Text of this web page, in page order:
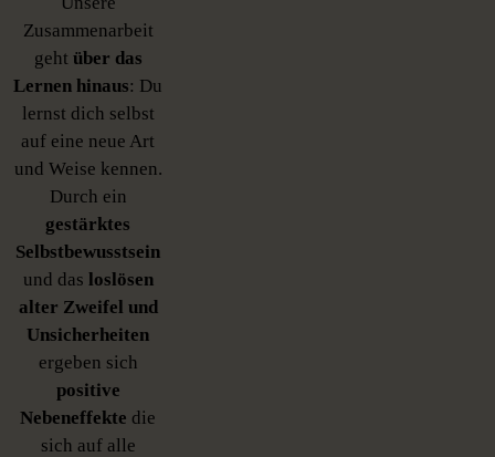
Zusammenarbeit
geht über das
Lernen hinaus: Du
lernst dich selbst
auf eine neue Art
und Weise kennen.
Durch ein
gestärktes
Selbstbewusstsein
und das loslösen
alter Zweifel und
Unsicherheiten
ergeben sich
positive
Nebeneffekte die
sich auf alle